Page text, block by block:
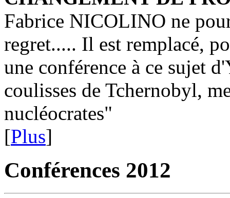
Fabrice NICOLINO ne
regret..... Il est remplacé,
une conférence à ce sujet
coulisses de Tchernobyl,
nucléocrates"
[Plus]
Conférences 2012